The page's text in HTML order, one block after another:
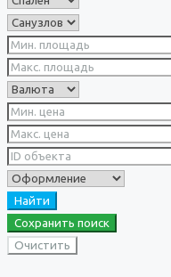
Найти
Сохранить поиск
Очистить